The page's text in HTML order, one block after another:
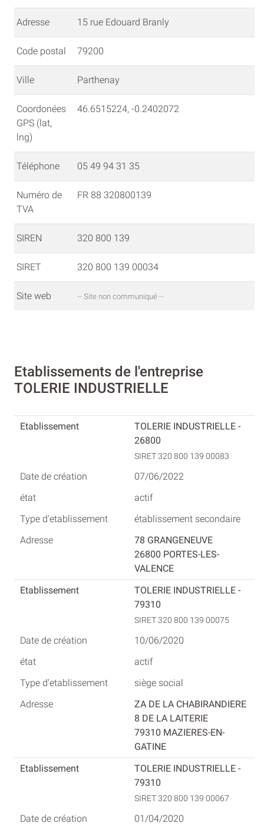
Adresse 15 rue Edouard Branly
Code postal 79200
Ville Parthenay
Coordonées
GPS (lat,
lng)
46.6515224, -0.2402072
Téléphone 05 49 94 31 35
Numéro de
TVA
FR 88 320800139
SIREN 320 800 139
SIRET 320 800 139 00034
Site web -- Site non communiqué --
Etablissements de l'entreprise
TOLERIE INDUSTRIELLE
TOLERIE INDUSTRIELLE -
26800
SIRET 320 800 139 00083
07/06/2022
actif
établissement secondaire
78 GRANGENEUVE
26800 PORTES-LES-
VALENCE
TOLERIE INDUSTRIELLE -
79310
SIRET 320 800 139 00075
10/06/2020
actif
siège social
ZA DE LA CHABIRANDIERE
8 DE LA LAITERIE
79310 MAZIERES-EN-
GATINE
TOLERIE INDUSTRIELLE -
79310
SIRET 320 800 139 00067
01/04/2020